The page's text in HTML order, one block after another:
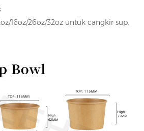
16oz/26oz/32oz untuk cangkir sup.